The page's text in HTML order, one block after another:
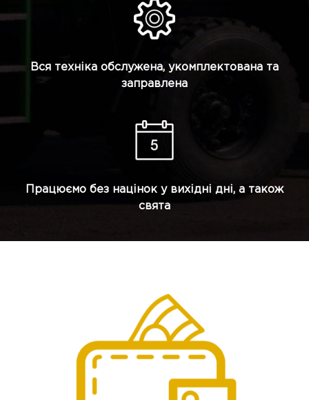
Вся техніка обслужена, укомплектована та
заправлена
Працюємо без націнок у вихідні дні, а також
свята